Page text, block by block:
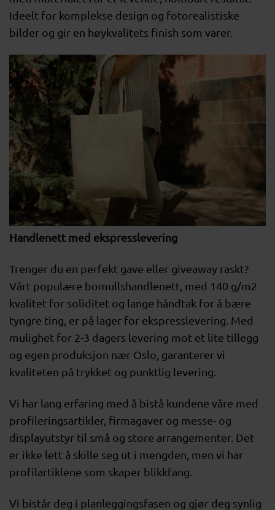
Ideelt for komplekse design og fotorealistiske
bilder og gir en høykvalitets finish som varer.
Handlenett med ekspresslevering
Trenger du en perfekt gave eller giveaway raskt?
Vårt populære bomullshandlenett, med 140 g/m2
kvalitet for soliditet og lange håndtak for å bære
tyngre ting, er på lager for ekspresslevering. Med
mulighet for 2-3 dagers levering mot et lite tillegg
og egen produksjon nær Oslo, garanterer vi
kvaliteten på trykket og punktlig levering.
Vi har lang erfaring med å bistå kundene våre med
profileringsartikler, firmagaver og messe- og
displayutstyr til små og store arrangementer. Det
er ikke lett å skille seg ut i mengden, men vi har
profilartiklene som skaper blikkfang.
Vi bistår deg i planleggingsfasen og gjør deg synlig